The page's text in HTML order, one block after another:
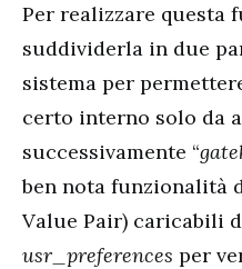
Per realizzare questa
suddividerla in due
sistema per
certo interno solo da
successivamente “
ben nota funzionalità
Value Pair) caricabili
usr_preferences per